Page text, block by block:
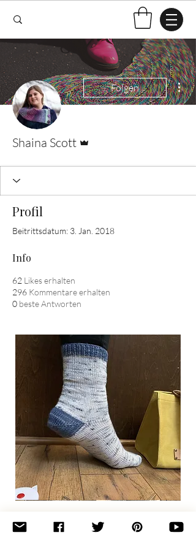
Folgen
Shaina Scott
Profil
Beitrittsdatum: 3. Jan. 2018
Info
62 Likes erhalten
296 Kommentare erhalten
0 beste Antworten
Basic
Adult
Socks